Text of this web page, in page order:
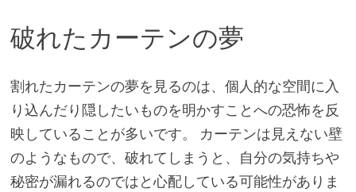
破れたカーテンの夢
割れたカーテンの夢を見るのは、個人的な空間に入
り込んだり隠したいものを明かすことへの恐怖を反
映していることが多いです。 カーテンは見えない壁
のようなもので、破れてしまうと、自分の気持ちや
秘密が漏れるのではと心配している可能性がありま